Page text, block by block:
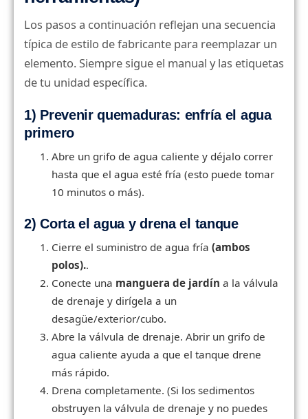
Los pasos a continuación reflejan una secuencia
típica de estilo de fabricante para reemplazar un
elemento. Siempre sigue el manual y las etiquetas
de tu unidad específica.
1) Prevenir quemaduras: enfría el agua
primero
Abre un grifo de agua caliente y déjalo correr
hasta que el agua esté fría (esto puede tomar
10 minutos o más).
2) Corta el agua y drena el tanque
Cierre el suministro de agua fría (ambos
polos)..
Conecte una manguera de jardín a la válvula
de drenaje y dirígela a un
desagüe/exterior/cubo.
Abre la válvula de drenaje. Abrir un grifo de
agua caliente ayuda a que el tanque drene
más rápido.
Drena completamente. (Si los sedimentos
obstruyen la válvula de drenaje y no puedes